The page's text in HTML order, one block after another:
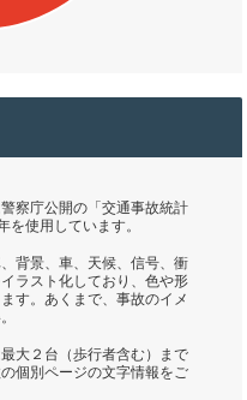
察庁公開の「交通事故統計
使用しています。
背景、車、天候、信号、衝
ラスト化しており、色や形
す。あくまで、事故のイメ
大２台（歩行者含む）まで
個別ページの文字情報をご